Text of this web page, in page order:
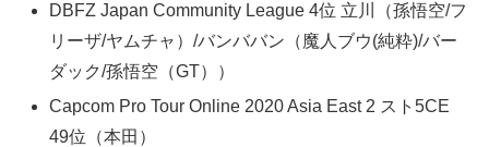
DBFZ Japan Community League 4位 立川（孫悟空/フ
リーザ/ヤムチャ）/バンババン（魔人ブウ(純粋)/バー
ダック/孫悟空（GT））
Capcom Pro Tour Online 2020 Asia East 2 スト5CE
49位（本田）